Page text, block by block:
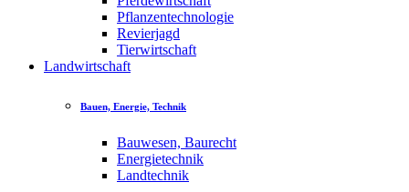
Pflanzentechnologie
Revierjagd
Tierwirtschaft
Landwirtschaft
Bauen, Energie, Technik
Bauwesen, Baurecht
Energietechnik
Landtechnik